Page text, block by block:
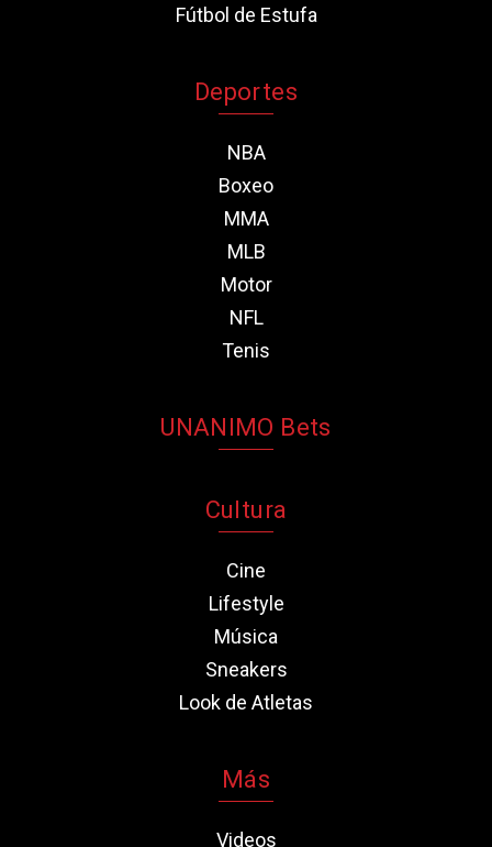
Fútbol de Estufa
Deportes
NBA
Boxeo
MMA
MLB
Motor
NFL
Tenis
UNANIMO Bets
Cultura
Cine
Lifestyle
Música
Sneakers
Look de Atletas
Más
Videos